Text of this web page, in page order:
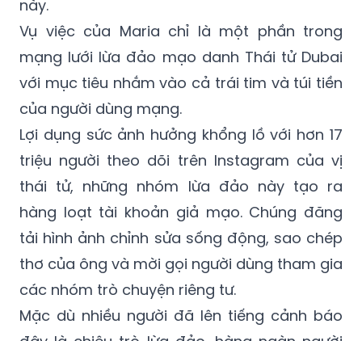
mạng lưới lừa đảo mạo danh Thái tử Dubai
với mục tiêu nhắm vào cả trái tim và túi tiền
của người dùng mạng.
Lợi dụng sức ảnh hưởng khổng lồ với hơn 17
triệu người theo dõi trên Instagram của vị
thái tử, những nhóm lừa đảo này tạo ra
hàng loạt tài khoản giả mạo. Chúng đăng
tải hình ảnh chỉnh sửa sống động, sao chép
thơ của ông và mời gọi người dùng tham gia
các nhóm trò chuyện riêng tư.
Mặc dù nhiều người đã lên tiếng cảnh báo
đây là chiêu trò lừa đảo, hàng ngàn người
khác vẫn để lại bình luận tương tác bằng